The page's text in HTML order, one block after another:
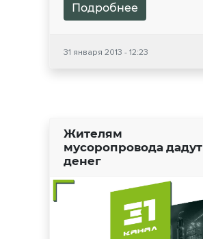
Подробнее
31 января 2013 - 12:23
Жителям
мусоропровода дадут
денег